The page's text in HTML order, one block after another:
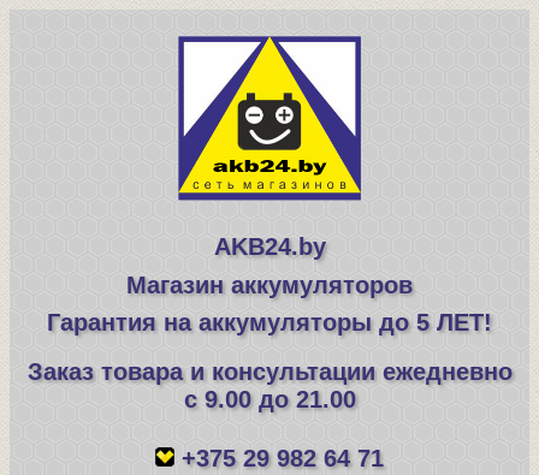
AKB24.by
Магазин аккумуляторов
Гарантия на аккумуляторы до 5 ЛЕТ!
Заказ товара и консультации ежедневно
с 9.00 до 21.00
+375 29 982 64 71